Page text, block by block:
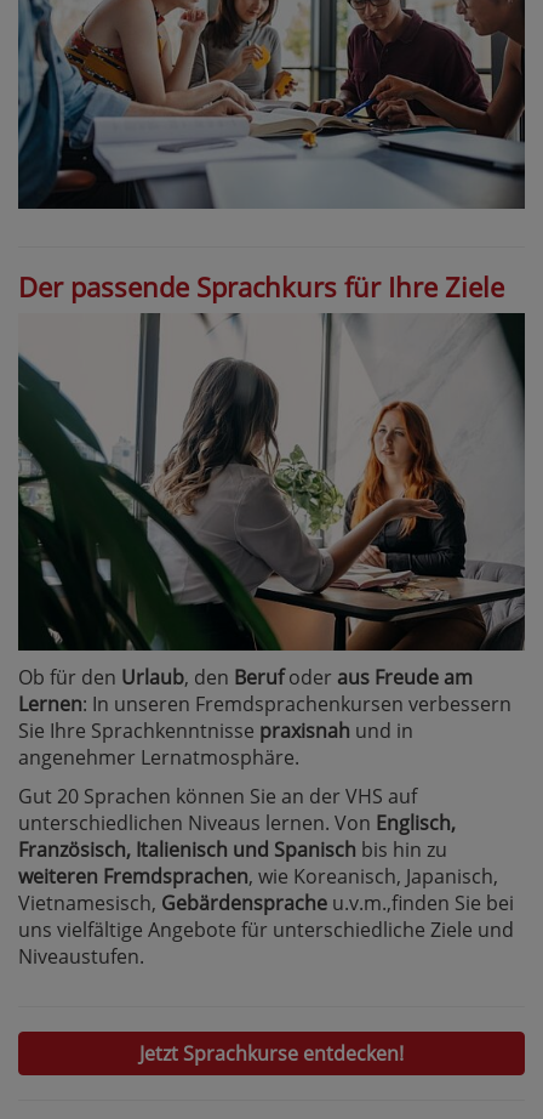
Der passende Sprachkurs für Ihre Ziele
Ob für den Urlaub, den Berufoder aus Freude am
Lernen: In unseren Fremdsprachenkursen verbessern
Sie Ihre Sprachkenntnisse praxisnah und in
angenehmer Lernatmosphäre.
Gut 20 Sprachen können Sie an der VHS auf
unterschiedlichen Niveaus lernen. Von Englisch,
Französisch, Italienisch und Spanisch bis hin zu
weiteren Fremdsprachen, wie Koreanisch, Japanisch,
Vietnamesisch, Gebärdensprache u.v.m.,finden Sie bei
uns vielfältige Angebote für unterschiedliche Ziele und
Niveaustufen.
Jetzt Sprachkurse entdecken!